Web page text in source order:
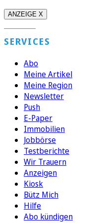
ANZEIGE X
SERVICES
Abo
Meine Artikel
Meine Region
Newsletter
Push
E-Paper
Immobilien
Jobbörse
Testberichte
Wir Trauern
Anzeigen
Kiosk
Bütz Mich
Hilfe
Abo kündigen